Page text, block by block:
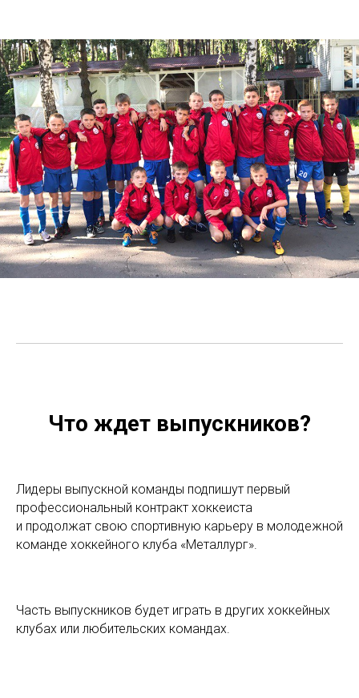
Что ждет выпускников?
Лидеры выпускной команды подпишут первый
профессиональный контракт хоккеиста
и продолжат свою спортивную карьеру в молодежной
команде хоккейного клуба «Металлург».
Часть выпускников будет играть в других хоккейных
клубах или любительских командах.